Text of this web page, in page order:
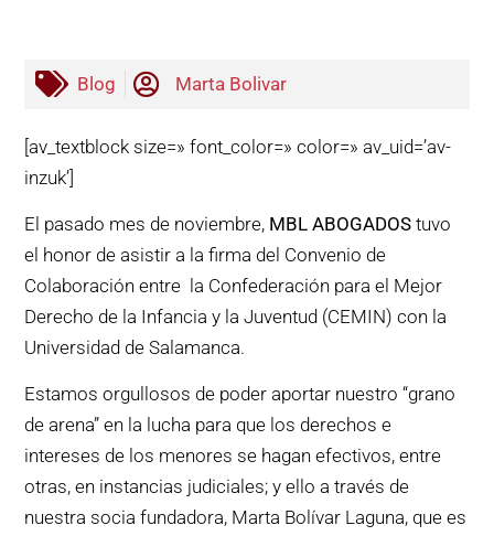
Blog Marta Bolivar
[av_textblock size=» font_color=» color=» av_uid=’av-
inzuk’]
El pasado mes de noviembre, MBL ABOGADOS tuvo
el honor de asistir a la firma del Convenio de
Colaboración entre la Confederación para el Mejor
Derecho de la Infancia y la Juventud (CEMIN) con la
Universidad de Salamanca.
Estamos orgullosos de poder aportar nuestro “grano
de arena” en la lucha para que los derechos e
intereses de los menores se hagan efectivos, entre
otras, en instancias judiciales; y ello a través de
nuestra socia fundadora, Marta Bolívar Laguna, que es